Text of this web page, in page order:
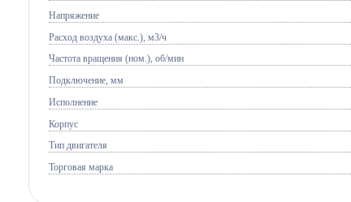
Напряжение
Расход воздуха (макс.), м3/ч
Частота вращения (ном.), об/мин
Подключение, мм
Исполнение
Корпус
Тип двигателя
Торговая марка